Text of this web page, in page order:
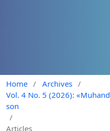
Home / Archives /
Vol. 4 No. 5 (2026):
son
/
Articles